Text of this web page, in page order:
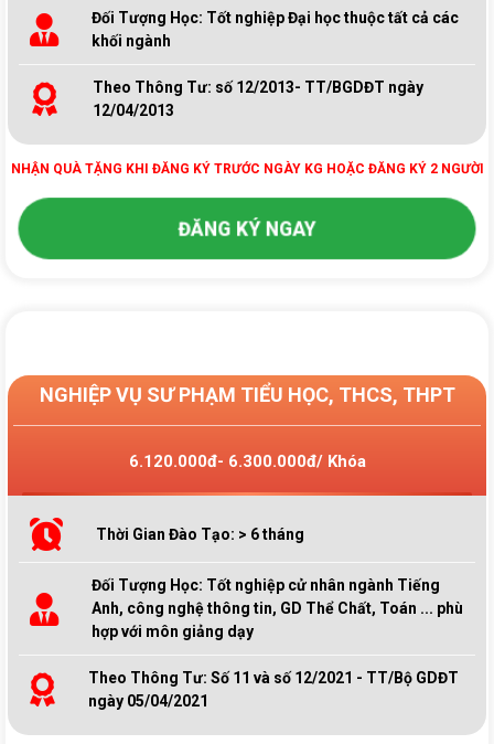
Đối Tượng Học: Tốt nghiệp Đại học thuộc tất cả các
khối ngành
Theo Thông Tư: số 12/2013- TT/BGDĐT ngày
12/04/2013
NHẬN QUÀ TẶNG KHI ĐĂNG KÝ TRƯỚC NGÀY KG HOẶC ĐĂNG KÝ 2 NGƯỜI
ĐĂNG KÝ NGAY
NGHIỆP VỤ SƯ PHẠM TIỂU HỌC, THCS, THPT
6.120.000đ- 6.300.000đ/ Khóa
Thời Gian Đào Tạo: > 6 tháng
Đối Tượng Học: Tốt nghiệp cử nhân ngành Tiếng
Anh, công nghệ thông tin, GD Thể Chất, Toán ... phù
hợp với môn giảng dạy
Theo Thông Tư: Số 11 và số 12/2021 - TT/Bộ GDĐT
ngày 05/04/2021